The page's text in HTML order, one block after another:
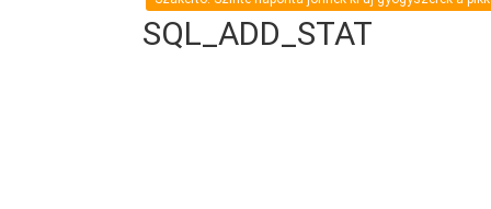
SQL_ADD_STAT